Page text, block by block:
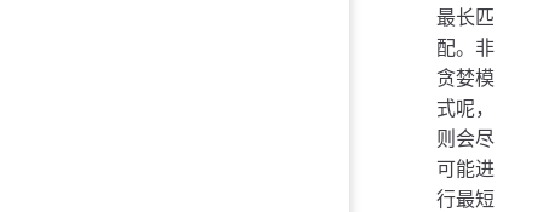
最长匹
配。非
贪婪模
式呢，
则会尽
可能进
行最短